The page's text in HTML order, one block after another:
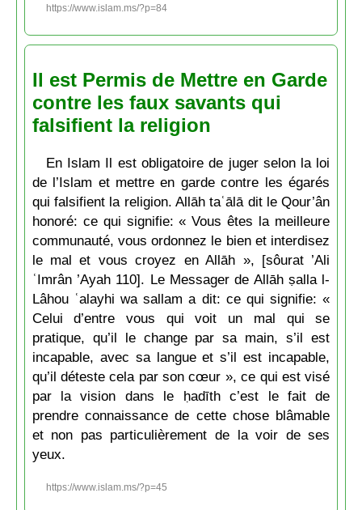
https://www.islam.ms/?p=84
Il est Permis de Mettre en Garde
contre les faux savants qui
falsifient la religion
En Islam Il est obligatoire de juger selon la loi
de l’Islam et mettre en garde contre les égarés
qui falsifient la religion. Allāh taʿālā dit le Qour’ân
honoré: ce qui signifie: « Vous êtes la meilleure
communauté, vous ordonnez le bien et interdisez
le mal et vous croyez en Allāh », [sôurat ’Ali
ʿImrân ’Ayah 110]. Le Messager de Allāh ṣalla l-
Lâhou ʿalayhi wa sallam a dit: ce qui signifie: «
Celui d’entre vous qui voit un mal qui se
pratique, qu’il le change par sa main, s’il est
incapable, avec sa langue et s’il est incapable,
qu’il déteste cela par son cœur », ce qui est visé
par la vision dans le ḥadīth c’est le fait de
prendre connaissance de cette chose blâmable
et non pas particulièrement de la voir de ses
yeux.
https://www.islam.ms/?p=45